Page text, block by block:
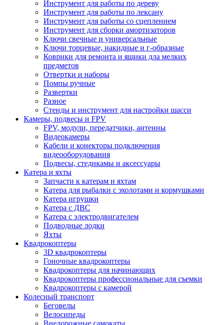
Инструмент для работы по дереву
Инструмент для работы по лексану
Инструмент для работы со сцеплением
Инструмент для сборки амортизаторов
Ключи свечные и универсальные
Ключи торцевые, накидные и г-образные
Коврики для ремонта и ящики дла мелких
предметов
Отвертки и наборы
Помпы ручные
Развертки
Разное
Стенды и инструмент для настройки шасси
Камеры, подвесы и FPV
FPV, модули, передатчики, антенны
Видеокамеры
Кабели и конекторы подключения
видеооборудования
Подвесы, стедикамы и аксессуары
Катера и яхты
Запчасти к катерам и яхтам
Катера для рыбалки с эхолотами и кормушками
Катера игрушки
Катера с ДВС
Катера с электродвигателем
Подводные лодки
Яхты
Квадрокоптеры
3D квадрокоптеры
Гоночные квадрокоптеры
Квадрокоптеры для начинающих
Квадрокоптеры профессиональные для съемки
Квадрокоптеры с камерой
Колесный транспорт
Беговелы
Велосипеды
Внедорожные самокаты